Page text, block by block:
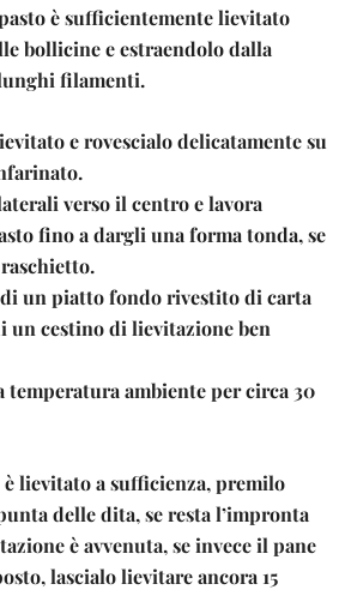
è sufficientemente lievitato
bollicine e estraendolo dalla
filamenti.
e rovescialo delicatamente su
verso il centro e lavora
fino a dargli una forma tonda, se
di un piatto fondo rivestito di carta
un cestino di lievitazione ben
temperatura ambiente per circa 30
è lievitato a sufficienza, premilo
delle dita, se resta l’impronta
è avvenuta, se invece il pane
lascialo lievitare ancora 15